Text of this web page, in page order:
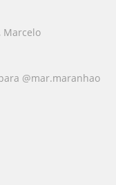
Marcelo
@mar.maranhao